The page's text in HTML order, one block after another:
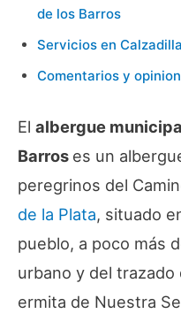
de los Barros
Servicios en
Comentarios y
El albergue
Barros es un
peregrinos del
de la Plata, situado
pueblo, a poco más
urbano y del trazado
ermita de Nuestra